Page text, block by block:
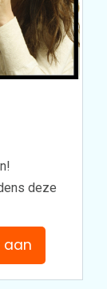
deze
aan